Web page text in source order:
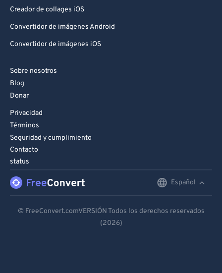
Creador de collages iOS
Convertidor de imágenes Android
Convertidor de imágenes iOS
Sobre nosotros
Blog
Donar
Privacidad
Términos
Seguridad y cumplimiento
Contacto
status
Español
Español
© FreeConvert.comVERSIÓN Todos los derechos reservados
(2026)